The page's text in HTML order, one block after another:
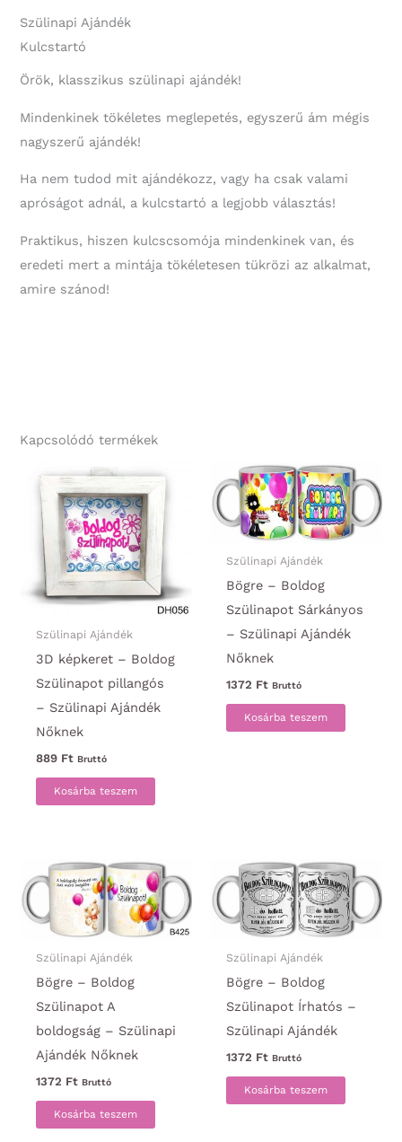
Szülinapi Ajándék
Kulcstartó
Örök, klasszikus szülinapi ajándék!
Mindenkinek tökéletes meglepetés, egyszerű ám mégis
nagyszerű ajándék!
Ha nem tudod mit ajándékozz, vagy ha csak valami
apróságot adnál, a kulcstartó a legjobb választás!
Praktikus, hiszen kulcscsomója mindenkinek van, és
eredeti mert a mintája tökéletesen tükrözi az alkalmat,
amire szánod!
Kapcsolódó termékek
Szülinapi Ajándék
3D képkeret – Boldog
Szülinapot pillangós
– Szülinapi Ajándék
Nőknek
889 Ft Bruttó
Kosárba teszem
Szülinapi Ajándék
Bögre – Boldog
Szülinapot Sárkányos
– Szülinapi Ajándék
Nőknek
1372 Ft Bruttó
Kosárba teszem
Szülinapi Ajándék
Bögre – Boldog
Szülinapot A
boldogság – Szülinapi
Ajándék Nőknek
1372 Ft Bruttó
Kosárba teszem
Szülinapi Ajándék
Bögre – Boldog
Szülinapot Írhatós –
Szülinapi Ajándék
1372 Ft Bruttó
Kosárba teszem